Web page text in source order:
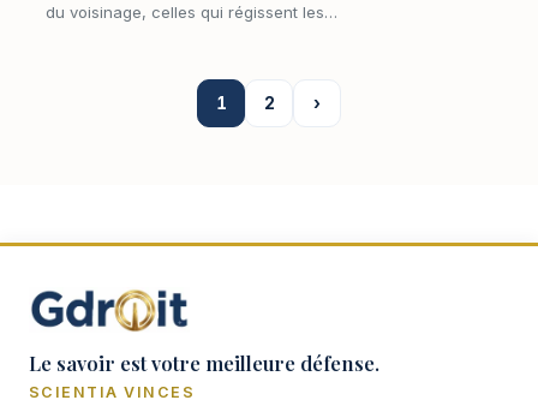
du voisinage, celles qui régissent les
1 2 ›
Le savoir est votre meilleure défense.
SCIENTIA VINCES